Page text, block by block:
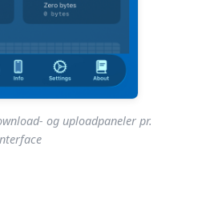
og uploadpaneler pr.